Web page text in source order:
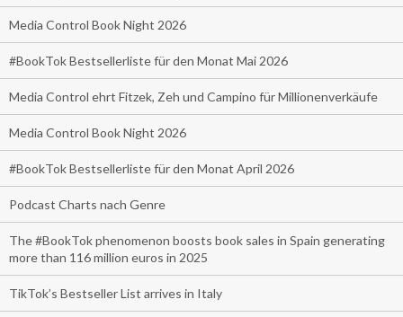
Media Control Book Night 2026
#BookTok Bestsellerliste für den Monat Mai 2026
Media Control ehrt Fitzek, Zeh und Campino für Millionenverkäufe
Media Control Book Night 2026
#BookTok Bestsellerliste für den Monat April 2026
Podcast Charts nach Genre
The #BookTok phenomenon boosts book sales in Spain generating
more than 116 million euros in 2025
TikTok’s Bestseller List arrives in Italy